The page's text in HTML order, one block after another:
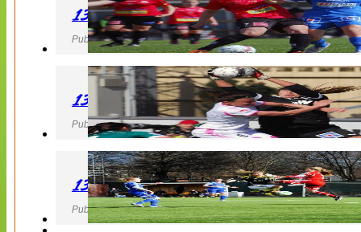
130427 LB 07 – QBIK
Publicerad 27 April 2013, 22:40
130427 IF Limhamn Bunkeflo – QBIK
Publicerad 27 April 2013, 21:10
130427 LdB FC Malmö – Mallbackens IF
Publicerad 27 April 2013, 20:54